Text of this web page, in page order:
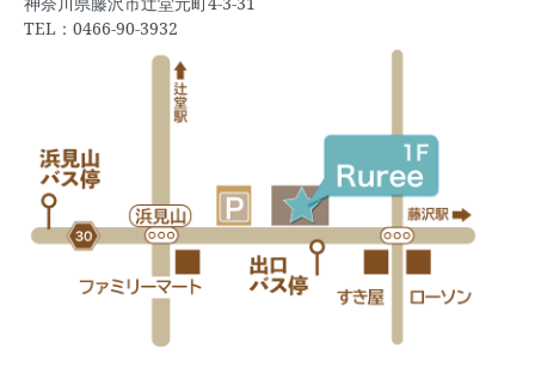
TEL：0466-90-3932